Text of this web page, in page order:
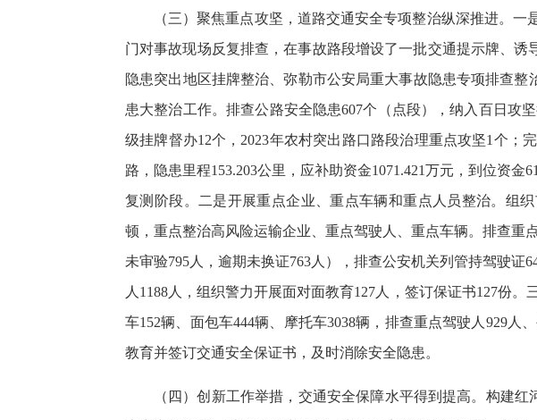
（三）聚焦重点攻坚，道路交通安全专项整治纵深推进。
门对事故现场反复排查，在事故路段增设了一批交通提示牌、
隐患突出地区挂牌整治、弥勒市公安局重大事故隐患专项排查
患大整治工作。排查公路安全隐患607个（点段），纳入百日攻
级挂牌督办12个，2023年农村突出路口路段治理重点攻坚1个；
路，隐患里程153.203公里，应补助资金1071.421万元，到位资
复测阶段。二是开展重点企业、重点车辆和重点人员整治。组
顿，重点整治高风险运输企业、重点驾驶人、重点车辆。排查重
未审验795人，逾期未换证763人），排查公安机关列管持驾驶证
人1188人，组织警力开展面对面教育127人，签订保证书127份
车152辆、面包车444辆、摩托车3038辆，排查重点驾驶人929
教育并签订交通安全保证书，及时消除安全隐患。
（四）创新工作举措，交通安全保障水平得到提高。构建